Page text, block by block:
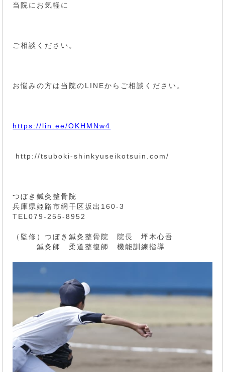
当院にお気軽に
ご相談ください。
お悩みの方は当院のLINEからご相談ください。
https://lin.ee/OKHMNw4
http://tsuboki-shinkyuseikotsuin.com/
つぼき鍼灸整骨院
兵庫県姫路市網干区坂出160-3
TEL079-255-8952
（監修）つぼき鍼灸整骨院 院長 坪木心吾
鍼灸師 柔道整復師 機能訓練指導